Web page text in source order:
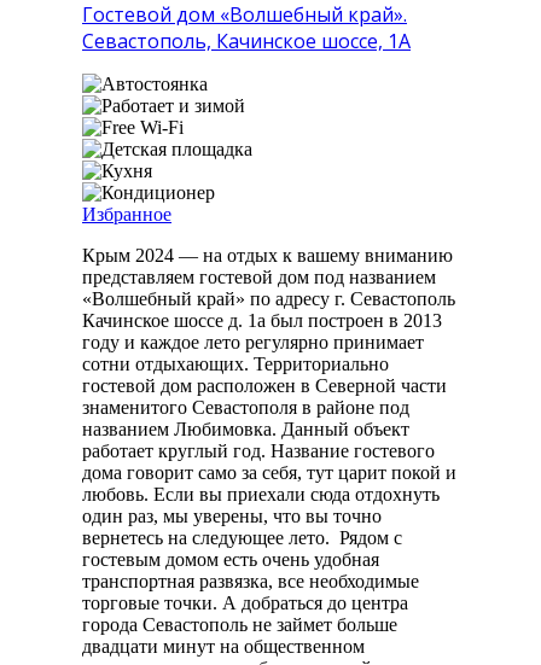
Гостевой дом «Волшебный край».
Севастополь, Качинское шоссе, 1А
Избранное
Крым 2024 — на отдых к вашему вниманию
представляем гостевой дом под названием
«Волшебный край» по адресу г. Севастополь
Качинское шоссе д. 1а был построен в 2013
году и каждое лето регулярно принимает
сотни отдыхающих. Территориально
гостевой дом расположен в Северной части
знаменитого Севастополя в районе под
названием Любимовка. Данный объект
работает круглый год. Название гостевого
дома говорит само за себя, тут царит покой и
любовь. Если вы приехали сюда отдохнуть
один раз, мы уверены, что вы точно
вернетесь на следующее лето. Рядом с
гостевым домом есть очень удобная
транспортная развязка, все необходимые
торговые точки. А добраться до центра
города Севастополь не займет больше
двадцати минут на общественном